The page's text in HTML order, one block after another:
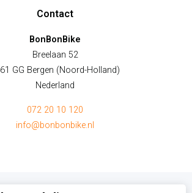
Contact
BonBonBike
Breelaan 52
GG Bergen (Noord-Holland)
Nederland
072 20 10 120
info@bonbonbike.nl